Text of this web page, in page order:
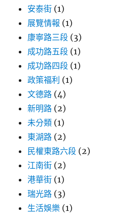
安泰街 (1)
展覽情報 (1)
康寧路三段 (3)
成功路五段 (1)
成功路四段 (1)
政策福利 (1)
文德路 (4)
新明路 (2)
未分類 (1)
東湖路 (2)
民權東路六段 (2)
江南街 (2)
港華街 (1)
瑞光路 (3)
生活娛樂 (1)